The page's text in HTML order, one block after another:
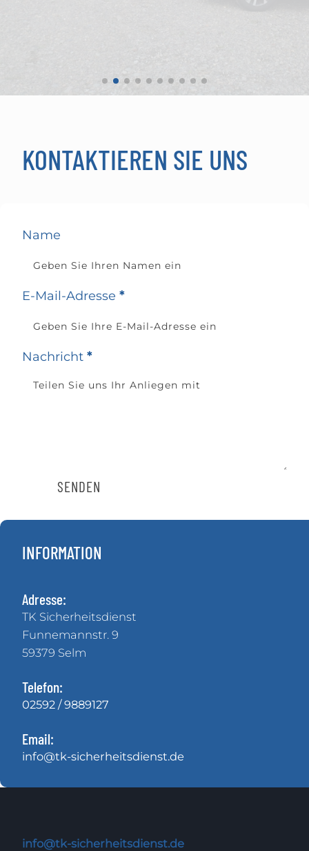
KONTAKTIEREN SIE UNS
INFORMATION
Adresse:
TK Sicherheitsdienst
Funnemannstr. 9
59379 Selm
Telefon:
02592 / 9889127
Email:
info@tk-sicherheitsdienst.de
Name
E-Mail-Adresse *
Nachricht *
SENDEN
info@tk-sicherheitsdienst.de